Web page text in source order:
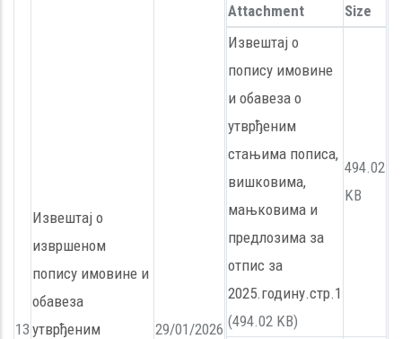
13
Извештај о
извршеном
попису имовине и
обавеза
утврђеним
29/01/2026
Attachment
Size
Извештај о
попису имовине
и обавеза о
утврђеним
стањима пописа,
вишковима,
мањковима и
предлозима за
отпис за
2025.годину.стр.1
(494.02 KB)
494.02
KB